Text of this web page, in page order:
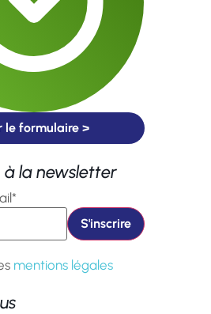
le formulaire >
à la newsletter
mentions légales